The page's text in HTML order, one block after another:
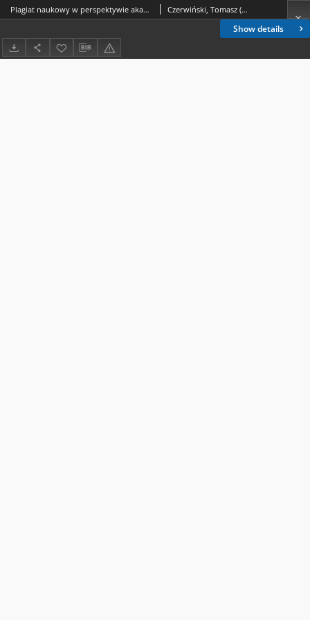
Show details
Plagiat naukowy w perspektywie akademickiej. Wybrane problemy Czerwiński, Tomasz (prawo)